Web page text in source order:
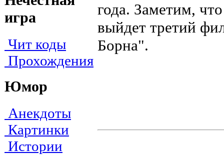
игра
Чит коды
Прохождения
Юмор
Анекдоты
Картинки
Истории
года. Заметим,
выйдет третий
Борна".